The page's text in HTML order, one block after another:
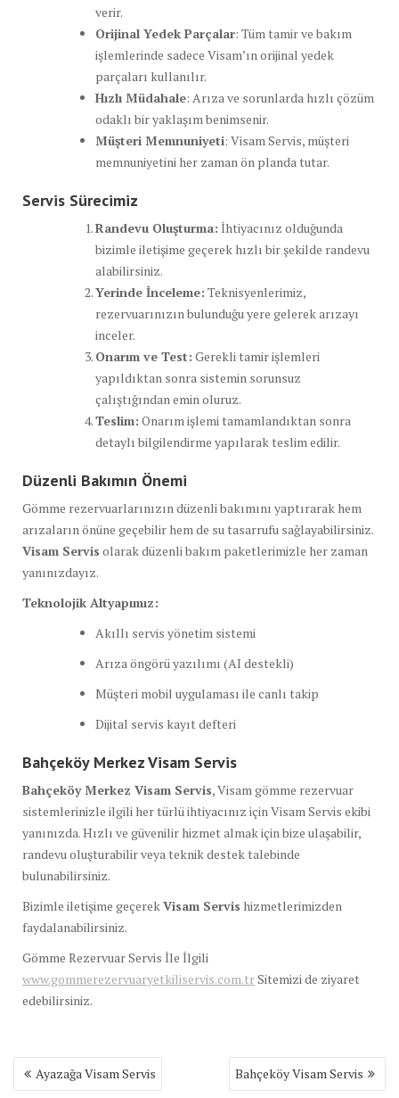
verir.
Orijinal Yedek Parçalar: Tüm tamir ve bakım
işlemlerinde sadece Visam’ın orijinal yedek
parçaları kullanılır.
Hızlı Müdahale: Arıza ve sorunlarda hızlı çözüm
odaklı bir yaklaşım benimsenir.
Müşteri Memnuniyeti: Visam Servis, müşteri
memnuniyetini her zaman ön planda tutar.
Servis Sürecimiz
Randevu Oluşturma: İhtiyacınız olduğunda
bizimle iletişime geçerek hızlı bir şekilde randevu
alabilirsiniz.
Yerinde İnceleme: Teknisyenlerimiz,
rezervuarınızın bulunduğu yere gelerek arızayı
inceler.
Onarım ve Test: Gerekli tamir işlemleri
yapıldıktan sonra sistemin sorunsuz
çalıştığından emin oluruz.
Teslim: Onarım işlemi tamamlandıktan sonra
detaylı bilgilendirme yapılarak teslim edilir.
Düzenli Bakımın Önemi
Gömme rezervuarlarınızın düzenli bakımını yaptırarak hem
arızaların önüne geçebilir hem de su tasarrufu sağlayabilirsiniz.
Visam Servis olarak düzenli bakım paketlerimizle her zaman
yanınızdayız.
Teknolojik Altyapımız:
Akıllı servis yönetim sistemi
Arıza öngörü yazılımı (AI destekli)
Müşteri mobil uygulaması ile canlı takip
Dijital servis kayıt defteri
Bahçeköy Merkez Visam Servis
Bahçeköy Merkez Visam Servis, Visam gömme rezervuar
sistemlerinizle ilgili her türlü ihtiyacınız için Visam Servis ekibi
yanınızda. Hızlı ve güvenilir hizmet almak için bize ulaşabilir,
randevu oluşturabilir veya teknik destek talebinde
bulunabilirsiniz.
Bizimle iletişime geçerekVisam Servis hizmetlerimizden
faydalanabilirsiniz.
Gömme Rezervuar Servis İle İlgili
www.gommerezervuaryetkiliservis.com.trSitemizi de ziyaret
edebilirsiniz.
Yazı
gezinmesi
Ayazağa Visam Servis Bahçeköy Visam Servis